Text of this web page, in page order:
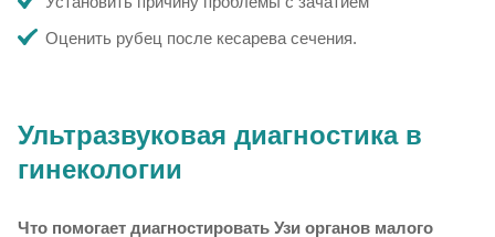
Оценить рубец после кесарева сечения.
Ультразвуковая диагностика в
гинекологии
Что помогает диагностировать Узи органов малого